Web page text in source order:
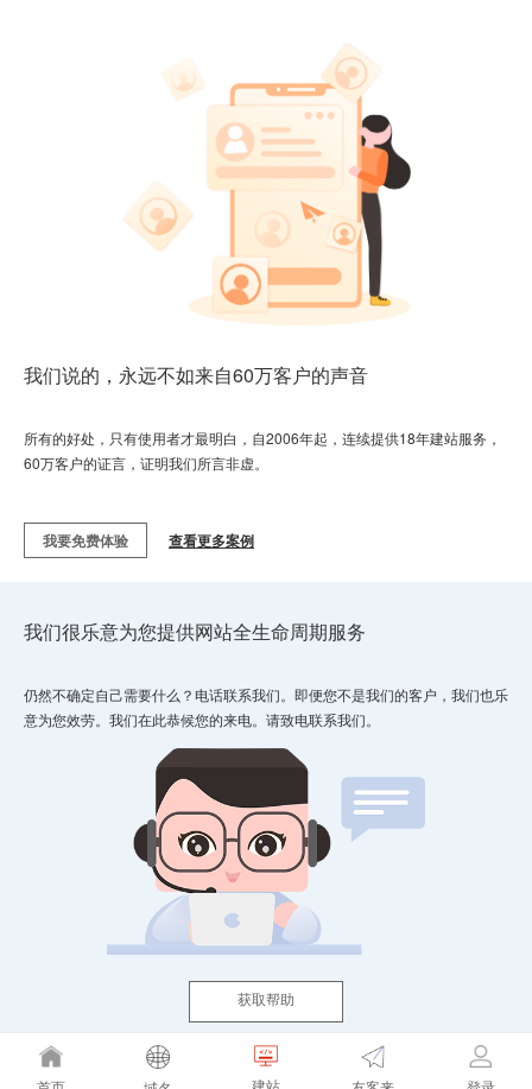
我们说的，永远不如来自60万客户的声音
所有的好处，只有使用者才最明白，自2006年起，连续提供18年建站服务，
60万客户的证言，证明我们所言非虚。
我要免费体验 查看更多案例
我们很乐意为您提供网站全生命周期服务
仍然不确定自己需要什么？电话联系我们。即便您不是我们的客户，我们也乐
意为您效劳。我们在此恭候您的来电。请致电联系我们。
获取帮助
建站